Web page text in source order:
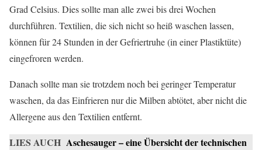
Grad Celsius. Dies sollte man alle zwei bis drei Wochen
durchführen. Textilien, die sich nicht so heiß waschen lassen,
können für 24 Stunden in der Gefriertruhe (in einer Plastiktüte)
eingefroren werden.
Danach sollte man sie trotzdem noch bei geringer Temperatur
waschen, da das Einfrieren nur die Milben abtötet, aber nicht die
Allergene aus den Textilien entfernt.
LIES AUCH Aschesauger – eine Übersicht der technischen